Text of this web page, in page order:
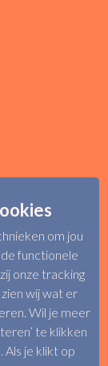
om jou
functionele
onze tracking
wij wat er
Wil je meer
te klikken
je klikt op